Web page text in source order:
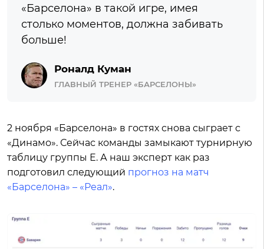
«Барселона» в такой игре, имея
столько моментов, должна забивать
больше!
Роналд Куман
ГЛАВНЫЙ ТРЕНЕР «БАРСЕЛОНЫ»
2 ноября «Барселона» в гостях снова сыграет с
«Динамо». Сейчас команды замыкают турнирную
таблицу группы Е. А наш эксперт как раз
подготовил следующий прогноз на матч
«Барселона» – «Реал».